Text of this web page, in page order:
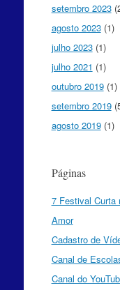
setembro 2023
agosto 2023(1)
julho 2023(1)
julho 2021 (1)
outubro 2019(1)
setembro 2019
agosto 2019(1)
Páginas
7 Festival Curta
Amor
Cadastro de
Canal de
Canal do